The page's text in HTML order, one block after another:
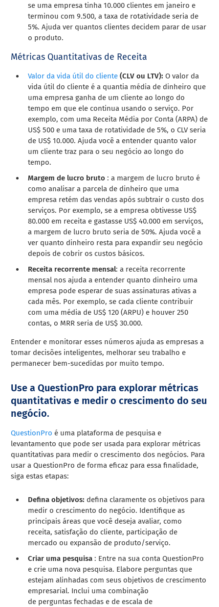
se uma empresa tinha 10.000 clientes em janeiro e
terminou com 9.500, a taxa de rotatividade seria de
5%. Ajuda ver quantos clientes decidem parar de usar
o produto.
Métricas Quantitativas de Receita
Valor da vida útil do cliente (CLV ou LTV):O valor da
vida útil do cliente é a quantia média de dinheiro que
uma empresa ganha de um cliente ao longo do
tempo em que ele continua usando o serviço. Por
exemplo, com uma Receita Média por Conta (ARPA) de
US$ 500 e uma taxa de rotatividade de 5%, o CLV seria
de US$ 10.000. Ajuda você a entender quanto valor
um cliente traz para o seu negócio ao longo do
tempo.
Margem de lucro bruto : a margem de lucro bruto é
como analisar a parcela de dinheiro que uma
empresa retém das vendas após subtrair o custo dos
serviços. Por exemplo, se a empresa obtivesse US$
80.000 em receita e gastasse US$ 40.000 em serviços,
a margem de lucro bruto seria de 50%. Ajuda você a
ver quanto dinheiro resta para expandir seu negócio
depois de cobrir os custos básicos.
Receita recorrente mensal: a receita recorrente
mensal nos ajuda a entender quanto dinheiro uma
empresa pode esperar de suas assinaturas ativas a
cada mês. Por exemplo, se cada cliente contribuir
com uma média de US$ 120 (ARPU) e houver 250
contas, o MRR seria de US$ 30.000.
Entender e monitorar esses números ajuda as empresas a
tomar decisões inteligentes, melhorar seu trabalho e
permanecer bem-sucedidas por muito tempo.
Use a QuestionPro para explorar métricas
quantitativas e medir o crescimento do seu
negócio.
QuestionPro é uma plataforma de pesquisa e
levantamento que pode ser usada para explorar métricas
quantitativas para medir o crescimento dos negócios. Para
usar a QuestionPro de forma eficaz para essa finalidade,
siga estas etapas:
Defina objetivos: defina claramente os objetivos para
medir o crescimento do negócio. Identifique as
principais áreas que você deseja avaliar, como
receita, satisfação do cliente, participação de
mercado ou expansão de produto/serviço.
Criar uma pesquisa : Entre na sua conta QuestionPro
e crie uma nova pesquisa. Elabore perguntas que
estejam alinhadas com seus objetivos de crescimento
empresarial. Inclui uma combinação
de perguntas fechadas e de escala de